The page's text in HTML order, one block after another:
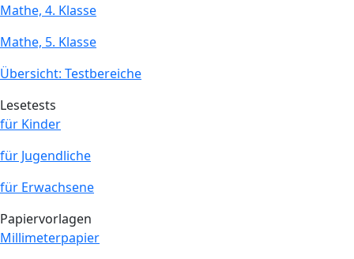
Mathe, 4. Klasse
Mathe, 5. Klasse
Übersicht: Testbereiche
Lesetests
für Kinder
für Jugendliche
für Erwachsene
Papiervorlagen
Millimeterpapier